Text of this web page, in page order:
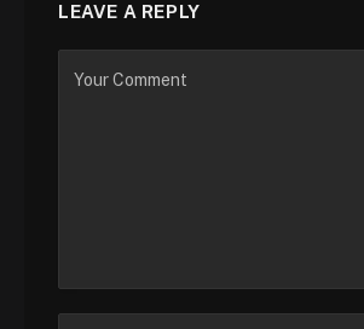
LEAVE A REPLY